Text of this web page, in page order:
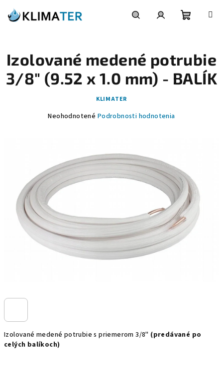
obsah
košík
Izolované medené potrubie s priemerom 3/8" (predávané po
celých balíkoch)
Izolované medené potrubie
3/8" (9.52 x 1.0 mm) - BALÍK
KLIMATER
Priemerné
z
5
hviezdičiek.
Neohodnotené Podrobnosti hodnotenia